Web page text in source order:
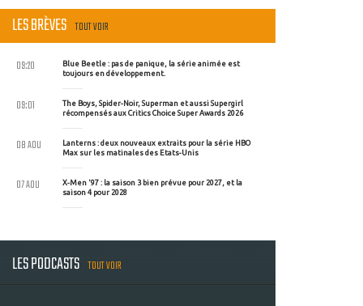
LES BRÈVES TOUT VOIR
Blue Beetle : pas de panique, la série animée est
toujours en développement.
09:20
The Boys, Spider-Noir, Superman et aussi Supergirl
récompensés aux Critics Choice Super Awards 2026
09:01
Lanterns : deux nouveaux extraits pour la série HBO
Max sur les matinales des Etats-Unis
08 AOU
X-Men '97 : la saison 3 bien prévue pour 2027, et la
saison 4 pour 2028
07 AOU
LES PODCASTS TOUT VOIR